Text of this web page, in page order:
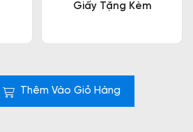
Giấy Tặng Kèm
Thêm Vào Giỏ Hàng